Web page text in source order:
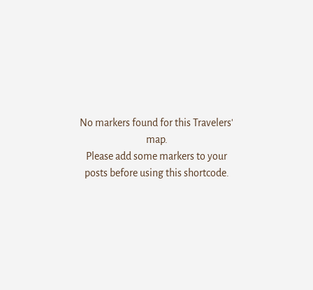
No markers found for this Travelers'
map.
Please add some markers to your
posts before using this shortcode.